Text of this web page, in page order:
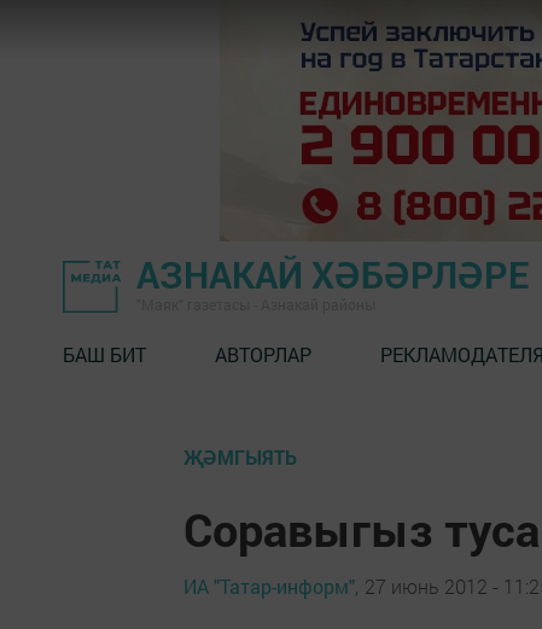
АЗНАКАЙ ХӘБӘРЛӘРЕ
БАШ БИТ АВТОРЛАР
ҖӘМГЫЯТЬ
Соравыгыз туса
ИА "Татар-информ", 27 июнь 2012 -